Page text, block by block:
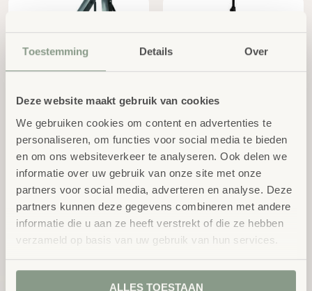
Toestemming Details Over
Deze website maakt gebruik van cookies
We gebruiken cookies om content en advertenties te
personaliseren, om functies voor social media te bieden
en om ons websiteverkeer te analyseren. Ook delen we
informatie over uw gebruik van onze site met onze
partners voor social media, adverteren en analyse. Deze
partners kunnen deze gegevens combineren met andere
informatie die u aan ze heeft verstrekt of die ze hebben
verzameld op basis van uw gebruik van hun services.
ALLES TOESTAAN
€17,61 excl.
BTW
opvouwbaar zilver
35,74
BTW